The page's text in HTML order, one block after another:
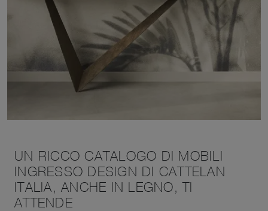
UN RICCO CATALOGO DI MOBILI
INGRESSO DESIGN DI CATTELAN
ITALIA, ANCHE IN LEGNO, TI
ATTENDE